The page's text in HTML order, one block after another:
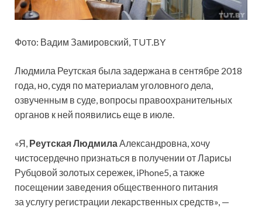
Фото: Вадим Замировский, TUT.BY
Людмила Реутская была задержана в сентябре 2018
года, но, судя по материалам уголовного дела,
озвученным в суде, вопросы правоохранительных
органов к ней появились еще в июле.
«Я, Реутская ЛюдмилаАлександровна, хочу
чистосердечно признаться в получении от Ларисы
Рубцовой золотых сережек, iPhone5, а также
посещении заведения общественного питания
за услугу регистрации лекарственных средств», —